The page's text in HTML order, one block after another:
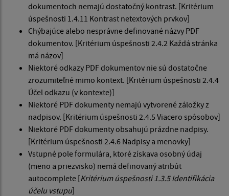
dokumentoch nemajú dostatočný kontrast. [Kritérium
úspešnosti 1.4.11 Kontrast netextových prvkov]
Chýbajúce alebo nesprávne definované názvy PDF
dokumentov. [Kritérium úspešnosti 2.4.2 Každá stránka
má názov]
Niektoré odkazy PDF dokumentov nie sú dostatočne
zrozumiteľné mimo kontext. [Kritérium úspešnosti 2.4.4
Účel odkazu (v kontexte)]
Niektoré PDF dokumenty nemajú vytvorené záložky z
nadpisov. [Kritérium úspešnosti 2.4.5 Viacero spôsobov]
Niektoré PDF dokumenty obsahujú prázdne nadpisy.
[Kritérium úspešnosti 2.4.6 Nadpisy a menovky]
Vstupné pole formulára, ktoré získava osobný údaj
(meno a priezvisko) nemá definovaný atribút
autocomplete [Kritérium úspešnosti 1.3.5 Identifikácia
účelu vstupu]